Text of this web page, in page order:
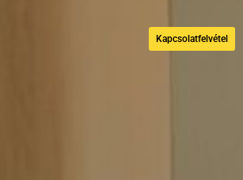
Kapcsolatfelvétel